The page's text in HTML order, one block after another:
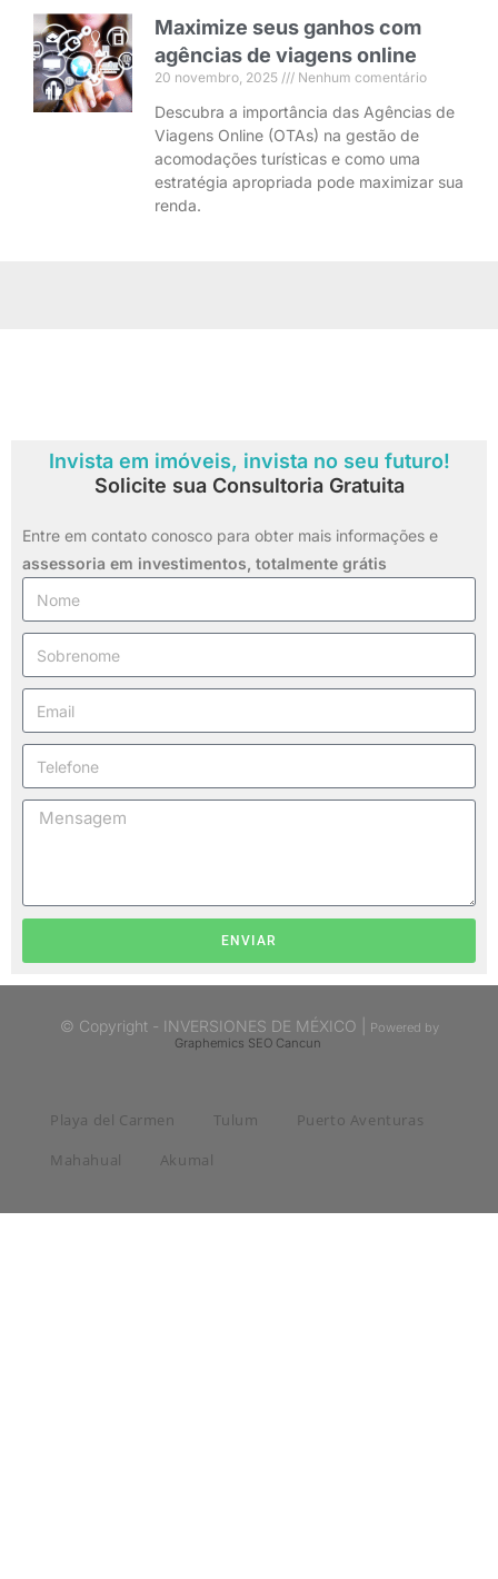
Maximize seus ganhos com
agências de viagens online
20 novembro, 2025 Nenhum comentário
Descubra a importância das Agências de
Viagens Online (OTAs) na gestão de
acomodações turísticas e como uma
estratégia apropriada pode maximizar sua
renda.
Invista em imóveis, invista no seu futuro!
Solicite sua Consultoria Gratuita
Entre em contato conosco para obter mais informações e
assessoria em investimentos, totalmente grátis
ENVIAR
© Copyright - INVERSIONES DE MÉXICO |
Powered by
Graphemics SEO Cancun
Playa del Carmen Tulum
Puerto Aventuras
Mahahual
Akumal